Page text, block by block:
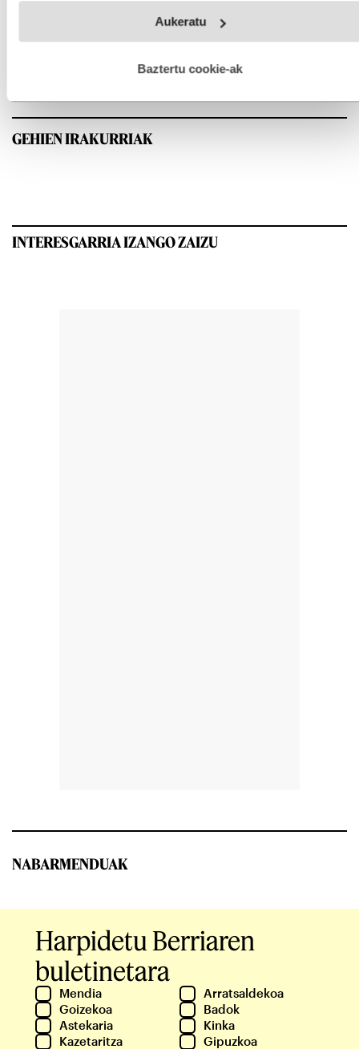
fitxategiak erabiltzen ditu. Zure esperientzia eta zerbitzuak
esplizitua ematen diguzu.Gehiago irakurri
Aukeratu
Baztertu cookie-ak
GEHIEN IRAKURRIAK
INTERESGARRIA IZANGO ZAIZU
NABARMENDUAK
Harpidetu Berriaren
buletinetara
Mendia
Arratsaldekoa
Goizekoa
Badok
Astekaria
Kinka
Kazetaritza
Gipuzkoa